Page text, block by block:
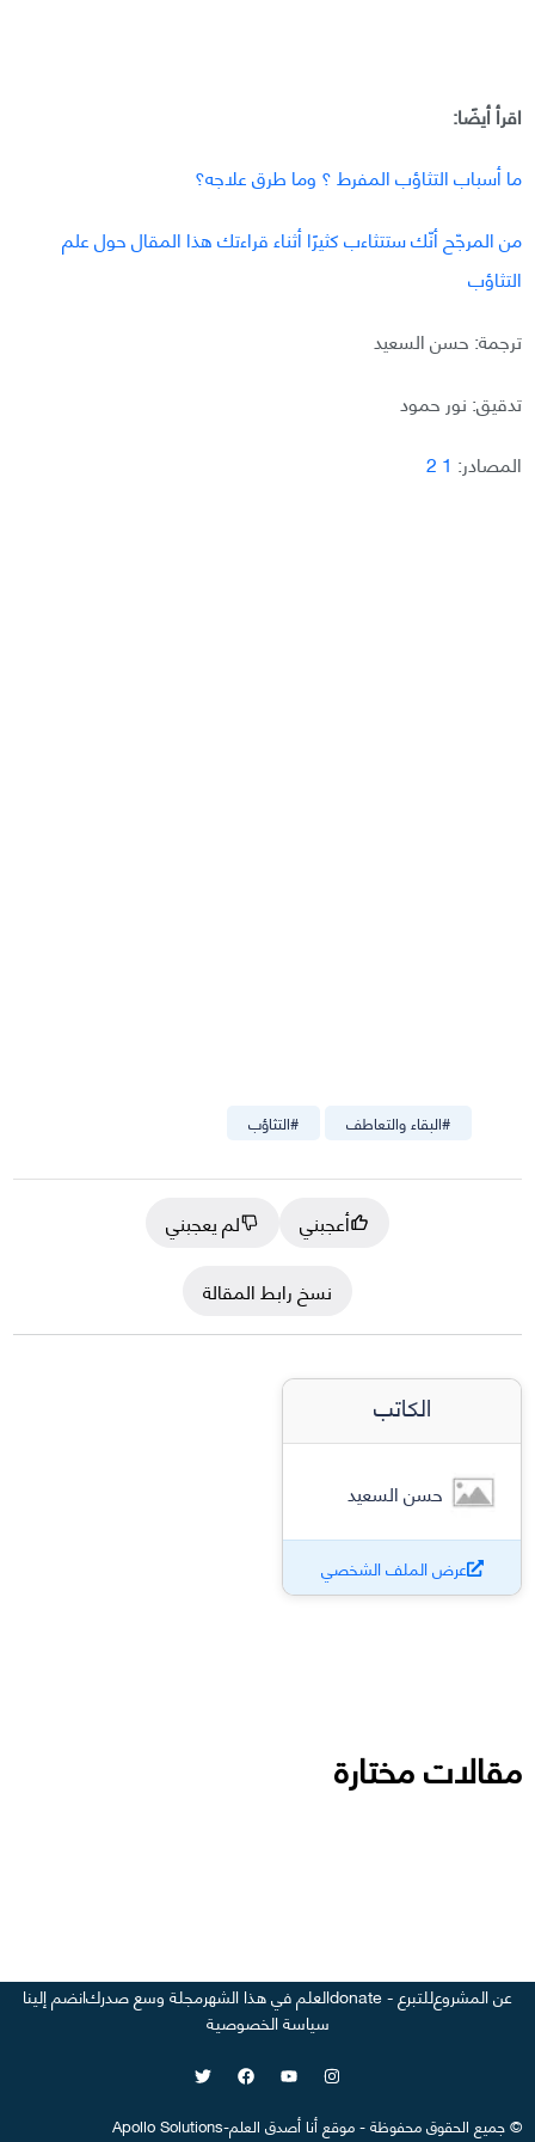
اقرأ أيضًا:
ما أسباب التثاؤب المفرط ؟ وما طرق علاجه؟
من المرجّح أنّك ستتثاءب كثيرًا أثناء قراءتك هذا المقال حول علم
التثاؤب
ترجمة: حسن السعيد
تدقيق: نور حمود
المصادر: 1
2
#التثاؤب #البقاء والتعاطف
أعجبني
لم يعجبني
نسخ رابط المقالة
الكاتب
حسن السعيد
عرض الملف الشخصي
مقالات مختارة
عن المشروعللتبرع - donate العلم في هذا الشهرمجلة وسع صدركانضم إلينا
سياسة الخصوصية
©جميع الحقوق محفوظة-موقع أنا أصدق العلم-
Apollo Solutions